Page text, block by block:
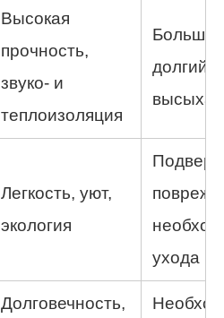
Высокая
прочность,
звуко- и
теплоизоляция
долгий
Легкость, уют,
экология
ухода
Долговечность,